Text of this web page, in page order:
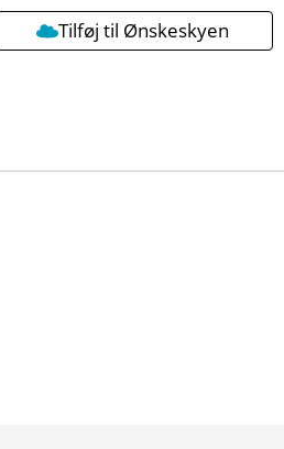
Tilføj til Ønskeskyen